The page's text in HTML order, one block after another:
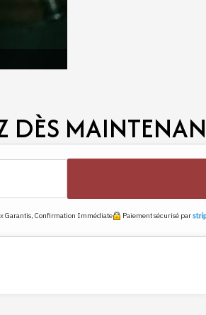
DÈS
Garantis, Confirmation Immédiate Paiement sécurisé par